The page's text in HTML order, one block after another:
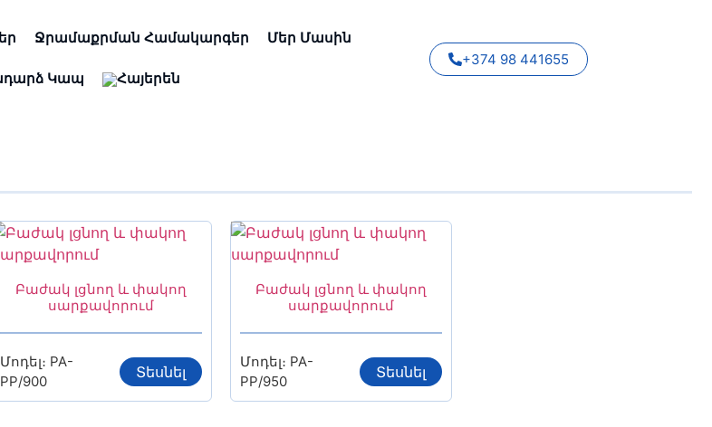
Ջրամաքրման Համակարգեր Մեր Մասին
Կապ
+374 98 441655
Բաժակ լցնող և փակող
սարքավորում
Մոդել։ PA-
PP/900
Տեսնել
Բաժակ լցնող և փակող
սարքավորում
Մոդել։ PA-
PP/950
Տեսնել